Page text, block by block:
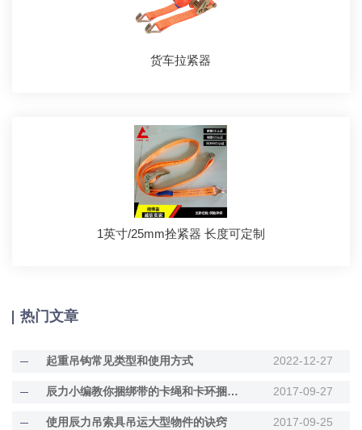
货车拉紧器
1英寸/25mm拴紧器 长度可定制
热门文章
起重吊钩常见类型和使用方式 2022-12-27
辰力小编教你捆绑带的卡绳和卡环捆绑法 2017-09-27
使用辰力吊索具吊运大型物件的诀窍 2017-09-25